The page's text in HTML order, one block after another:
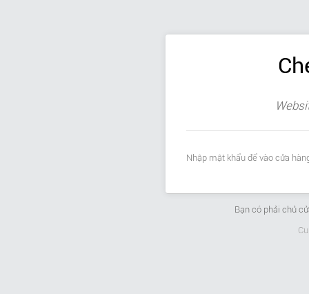
Nhập mật khẩu để vào cửa
Bạn có phải chủ